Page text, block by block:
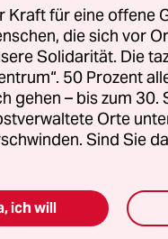
der Animation“
bei
„Die
über das
sympathische
ihm von einem
Kraft für eine offene
die sich vor
Solidarität. Die
50 Prozent
gehen – bis zum
Orte
Sind Sie
ich will